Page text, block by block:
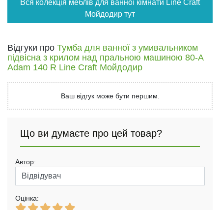
Вся колекція меблів для ванної кімнати Line Craft
Мойдодир тут
Відгуки про Тумба для ванної з умивальником
підвісна з крилом над пральною машиною 80-A
Adam 140 R Line Craft Мойдодир
Ваш відгук може бути першим.
Що ви думаєте про цей товар?
Автор:
Оцінка: